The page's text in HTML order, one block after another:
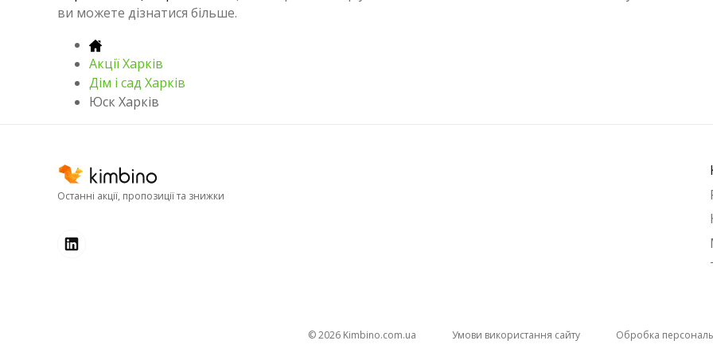
ви можете дізнатися більше.
Акції Харків
Дім і сад Харків
Юск Харків
Останні акції, пропозиції та знижки
© 2026 kimbino.com.ua Умови використання сайту Обробка